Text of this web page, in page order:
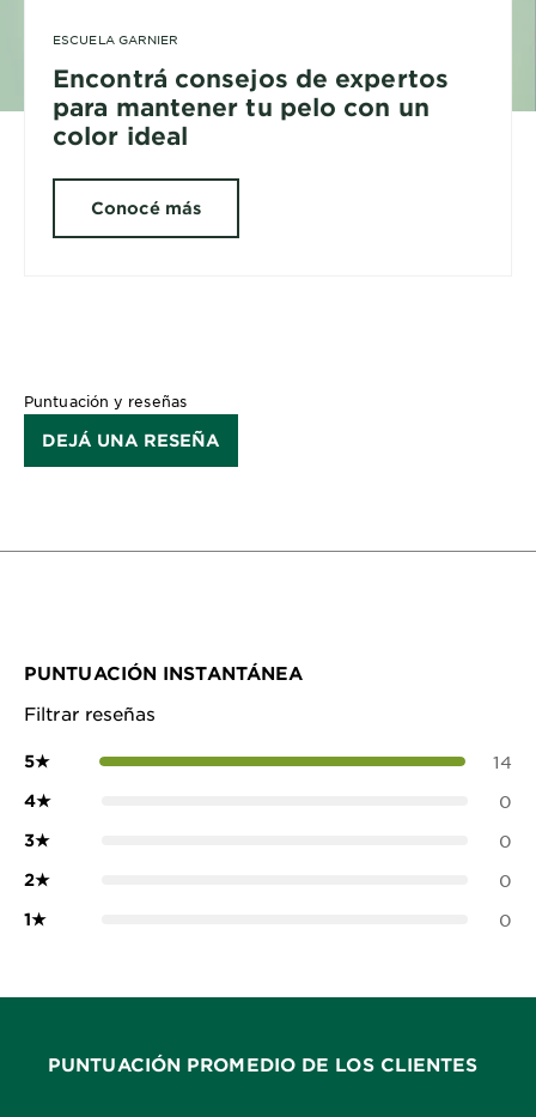
ESCUELA GARNIER
Encontrá consejos de expertos
para mantener tu pelo con un
color ideal
Conocé más
Puntuación y reseñas
DEJÁ UNA RESEÑA
PUNTUACIÓN INSTANTÁNEA
Filtrar reseñas
5★ 14
4★ 0
3★ 0
2★ 0
1★ 0
PUNTUACIÓN PROMEDIO DE LOS CLIENTES